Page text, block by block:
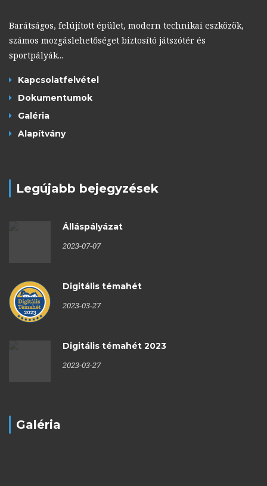
Barátságos, felújított épület, modern technikai eszközök,
számos mozgáslehetőséget biztosító játszótér és
sportpályák...
Kapcsolatfelvétel
Dokumentumok
Galéria
Alapítvány
Legújabb bejegyzések
Álláspályázat
2023-07-07
Digitális témahét
2023-03-27
Digitális témahét 2023
2023-03-27
Galéria